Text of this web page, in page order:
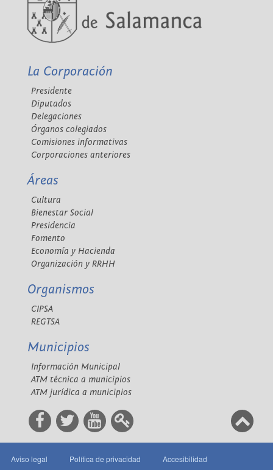
La Corporación
Presidente
Diputados
Delegaciones
Órganos colegiados
Comisiones informativas
Corporaciones anteriores
Áreas
Cultura
Bienestar Social
Presidencia
Fomento
Economía y Hacienda
Organización y RRHH
Organismos
CIPSA
REGTSA
Municipios
Información Municipal
ATM técnica a municipios
ATM jurídica a municipios
Aviso legal Política de privacidad Accesibilidad